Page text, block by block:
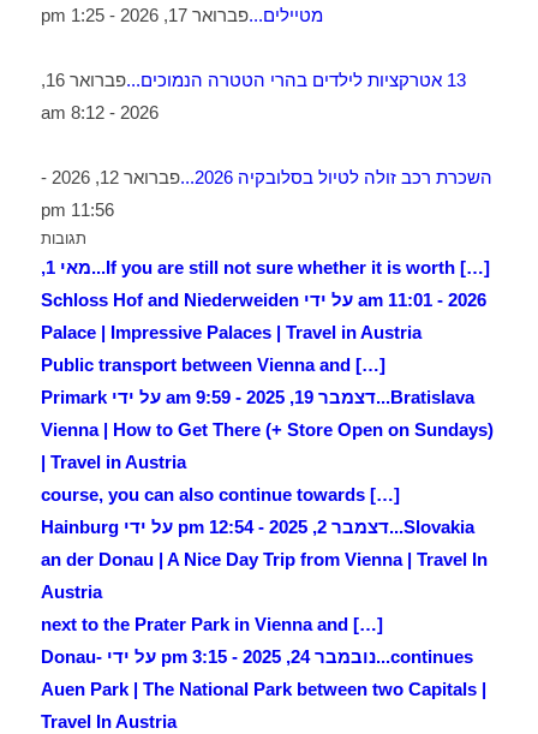
מטיילים...פברואר 17, 2026 - 1:25 pm
13 אטרקציות לילדים בהרי הטטרה הנמוכים...
פברואר 16,
2026 - 8:12 am
השכרת רכב זולה לטיול בסלובקיה 2026...
פברואר 12, 2026 -
11:56 pm
תגובות
[…] If you are still not sure whether it is worth...
מאי 1,
2026 - 11:01 am על ידי Schloss Hof and Niederweiden
Palace | Impressive Palaces | Travel in Austria
[…] Public transport between Vienna and
Bratislava...
דצמבר 19, 2025 - 9:59 am על ידי Primark
Vienna | How to Get There (+ Store Open on Sundays)
| Travel in Austria
[…] course, you can also continue towards
Slovakia...
דצמבר 2, 2025 - 12:54 pm על ידי Hainburg
an der Donau | A Nice Day Trip from Vienna | Travel In
Austria
[…] next to the Prater Park in Vienna and
continues...
נובמבר 24, 2025 - 3:15 pm על ידי Donau-
Auen Park | The National Park between two Capitals |
Travel In Austria